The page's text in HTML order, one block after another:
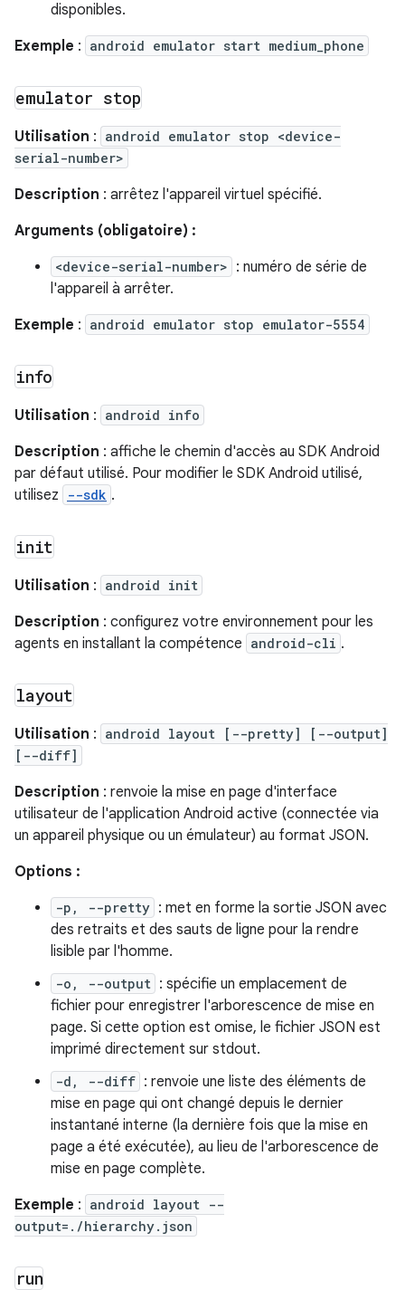
disponibles.
Exemple : android emulator start medium_phone
emulator stop
Utilisation : android emulator stop <device-
serial-number>
Description : arrêtez l'appareil virtuel spécifié.
Arguments (obligatoire) :
<device-serial-number> : numéro de série de
l'appareil à arrêter.
Exemple : android emulator stop emulator-5554
info
Utilisation : android info
Description : affiche le chemin d'accès au SDK Android
par défaut utilisé. Pour modifier le SDK Android utilisé,
utilisez
--sdk .
init
Utilisation : android init
Description : configurez votre environnement pour les
agents en installant la compétence android-cli .
layout
Utilisation : android layout [--pretty] [--output]
[--diff]
Description : renvoie la mise en page d'interface
utilisateur de l'application Android active (connectée via
un appareil physique ou un émulateur) au format JSON.
Options :
-p, --pretty : met en forme la sortie JSON avec
des retraits et des sauts de ligne pour la rendre
lisible par l'homme.
-o, --output : spécifie un emplacement de
fichier pour enregistrer l'arborescence de mise en
page. Si cette option est omise, le fichier JSON est
imprimé directement sur stdout.
-d, --diff : renvoie une liste des éléments de
mise en page qui ont changé depuis le dernier
instantané interne (la dernière fois que la mise en
page a été exécutée), au lieu de l'arborescence de
mise en page complète.
Exemple : android layout --
output=./hierarchy.json
run